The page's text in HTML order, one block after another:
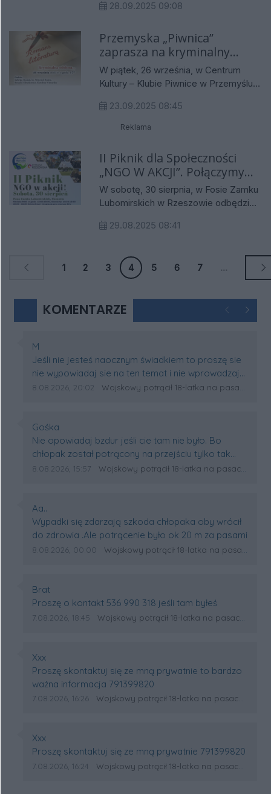
Światowego Dnia Serca 2025. To
roku przypomina, jak ogromne
znaczenie ma profilaktyka i troska o
28.09.2025 09:08
Przemyska „Piwnica”
zaprasza na kryminalny
„Romans z Literaturą”
W piątek, 26 września, w Centrum
Kultury – Klubie Piwnice w Przemyślu
cyklicznego spotkania literackiego
„Romans z Literaturą”. Tym razem
koncentrując się na twórcach tego
gatunku.
23.09.2025 08:45
Reklama
II Piknik dla Społeczności
„NGO W AKCJI”. Połączymy
siły dla lokalnych inicjatyw w
Rzeszowie!
W sobotę, 30 sierpnia, w Fosie Zamku
Lubomirskich w Rzeszowie odbędzie
AKCJI". Wydarzenie, organizowane
Razem, ma na celu zaprezentowanie
działalności organizacji
pozarządowych i zintegrowanie
lokalnej społeczności. Wstęp na
imprezę jest bezpłatny.
29.08.2025 08:41
1 2 3 4 5 6 7 ...
KOMENTARZE Poprzednie
Autor komentarza:
M
Treść komentarza:
Jeśli nie jesteś naocznym świadkiem to proszę sie
nie wypowiadaj sie na ten temat i nie wprowadzaj
nikogo w błąd
Data dodania komentarza:
8.08.2026, 20:02 Źródło komentarza:
Wojskowy potrącił 18-latka na pasach w Wólce Sokołowskiej. Na miejscu lądował śmigłowiec LPR
Autor komentarza:
Gośka
Treść komentarza:
Nie opowiadaj bzdur jeśli cie tam nie było. Bo
chłopak został potrącony na przejściu tylko tak
daleko go odrzuciło. Mam nadzieję że szybko
Data dodania komentarza:
8.08.2026, 15:57 Źródło komentarza:
Wojskowy potrącił 18-latka na pasach w Wólce Sokołowskiej. Na miejscu lądował śmigłowiec LPR
Autor komentarza:
Aa..
Treść komentarza:
Wypadki się zdarzają szkoda chłopaka oby wrócił
do zdrowia .Ale potrącenie było ok 20 m za pasami
Data dodania komentarza:
8.08.2026, 00:00 Źródło komentarza:
Wojskowy potrącił 18-latka na pasach w Wólce Sokołowskiej. Na miejscu lądował śmigłowiec LPR
Autor komentarza:
Brat
Treść komentarza:
Proszę o kontakt 536 990 318 jeśli tam byłeś
Data dodania komentarza:
7.08.2026, 18:45 Źródło komentarza:
Wojskowy potrącił 18-latka na pasach w Wólce Sokołowskiej. Na miejscu lądował śmigłowiec LPR
Autor komentarza:
Xxx
Treść komentarza:
Proszę skontaktuj się ze mną prywatnie to bardzo
ważna informacja 791399820
Data dodania komentarza:
7.08.2026, 16:26 Źródło komentarza:
Wojskowy potrącił 18-latka na pasach w Wólce Sokołowskiej. Na miejscu lądował śmigłowiec LPR
Autor komentarza:
Xxx
Treść komentarza:
Proszę skontaktuj się ze mną prywatnie 791399820
Data dodania komentarza:
7.08.2026, 16:24 Źródło komentarza:
Wojskowy potrącił 18-latka na pasach w Wólce Sokołowskiej. Na miejscu lądował śmigłowiec LPR